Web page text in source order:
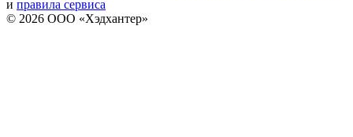
и правила сервиса
© 2026 ООО «Хэдхантер»